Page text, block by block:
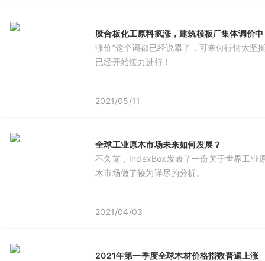
胶合板化工原料疯涨，建筑模板厂集体调价中
涨价”这个词都已经说累了，可奈何行情太坚
已经开始接力进行！
2021/05/11
全球工业原木市场未来如何发展？
不久前，IndexBox发表了一份关于世界工业
木市场做了较为详尽的分析。
2021/04/03
2021年第一季度全球木材价格指数普遍上涨